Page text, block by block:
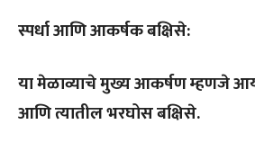
स्पर्धा आणि आकर्षक बक्षिसे:
या मेळाव्याचे मुख्य आकर्षण म्हणजे
आणि त्यातील भरघोस बक्षिसे.